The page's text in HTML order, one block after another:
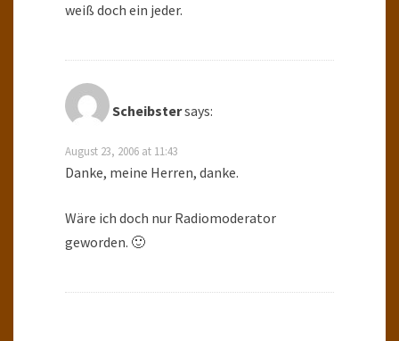
weiß doch ein jeder.
Scheibstersays:
August 23, 2006 at 11:43
Danke, meine Herren, danke.
Wäre ich doch nur Radiomoderator
geworden. 🙂